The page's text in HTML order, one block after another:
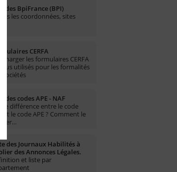
des BpiFrance (BPI)
les coordonnées, sites
CERFA
les formulaires CERFA
plus utilisés pour les formalités
sociétés
des codes APE - NAF
différence entre le code
et le code APE ? Comment le
des Journaux Habilités à
des Annonces Légales.
et liste par